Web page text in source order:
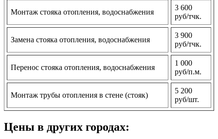
Монтаж стояка отопления, водоснабжения
3 600
руб/тчк.
Замена стояка отопления, водоснабжения
3 900
руб/тчк.
Перенос стояка отопления, водоснабжения
1 000
руб/п.м.
Монтаж трубы отопления в стене (стояк)
5 200
руб/шт.
Цены в других городах: